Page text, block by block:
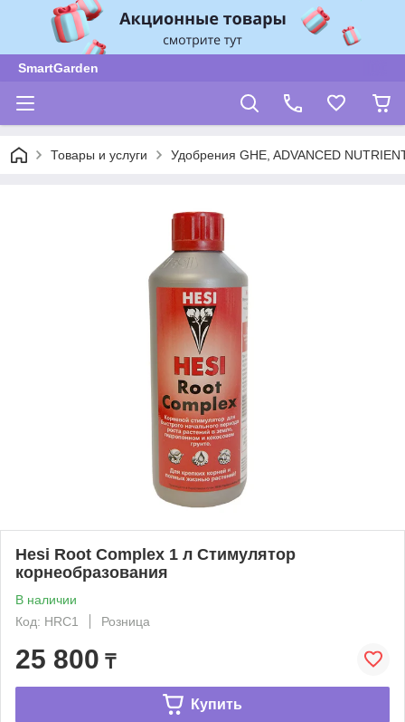
SmartGarden
Товары и услуги Удобрения GHE, ADVANCED
Hesi Root Complex 1 л Стимулятор
корнеобразования
В наличии
Код: HRC1
Розница
25 800 ₸
Купить